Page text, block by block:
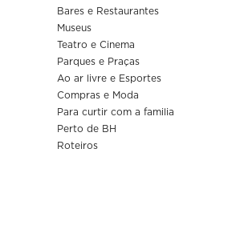
Bares e Restaurantes
Museus
Teatro e Cinema
Parques e Praças
Ao ar livre e Esportes
Compras e Moda
Para curtir com a familia
Perto de BH
Roteiros